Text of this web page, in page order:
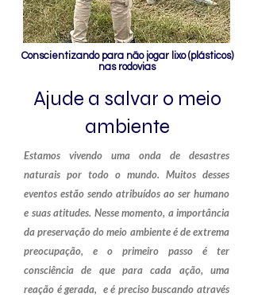
Conscientizando para não jogar lixo (plásticos)
nas rodovias
Ajude a salvar o meio
ambiente
Estamos vivendo uma onda de desastres
naturais por todo o mundo. Muitos desses
eventos estão sendo atribuídos ao ser humano
e suas atitudes. Nesse momento, a importância
da preservação do meio ambiente é de extrema
preocupação, e o primeiro passo é ter
consciência de que para cada ação, uma
reação é gerada, e é preciso buscando através